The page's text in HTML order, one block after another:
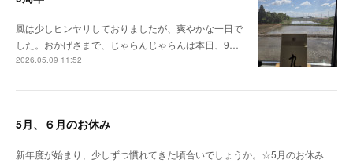
風は少しヒンヤリしておりましたが、爽やかな一日で
した。おかげさまで、じゃらんじゃらんは本日、9…
2026.05.09 11:52
5月、６月のお休み
新年度が始まり、少しずつ慣れてきた頃合いでしょうか。☆5月のお休み